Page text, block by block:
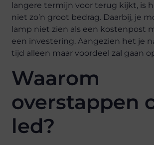
langere termijn voor terug kijkt, is
niet zo’n groot bedrag. Daarbij, je
lamp niet zien als een kostenpost
een investering. Aangezien het je
tijd alleen maar voordeel zal gaan
Waarom
overstappen
led?